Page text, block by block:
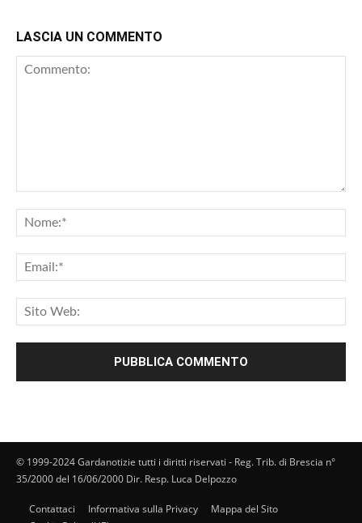
LASCIA UN COMMENTO
© 1999-2024 Gardanotizie tutti i diritti riservati - Reg. Trib. di Brescia n°
35/2000 del 16/06/2000 Dir. Resp. Luca Delpozzo
Contattaci Informativa sulla Privacy
Mappa del Sito